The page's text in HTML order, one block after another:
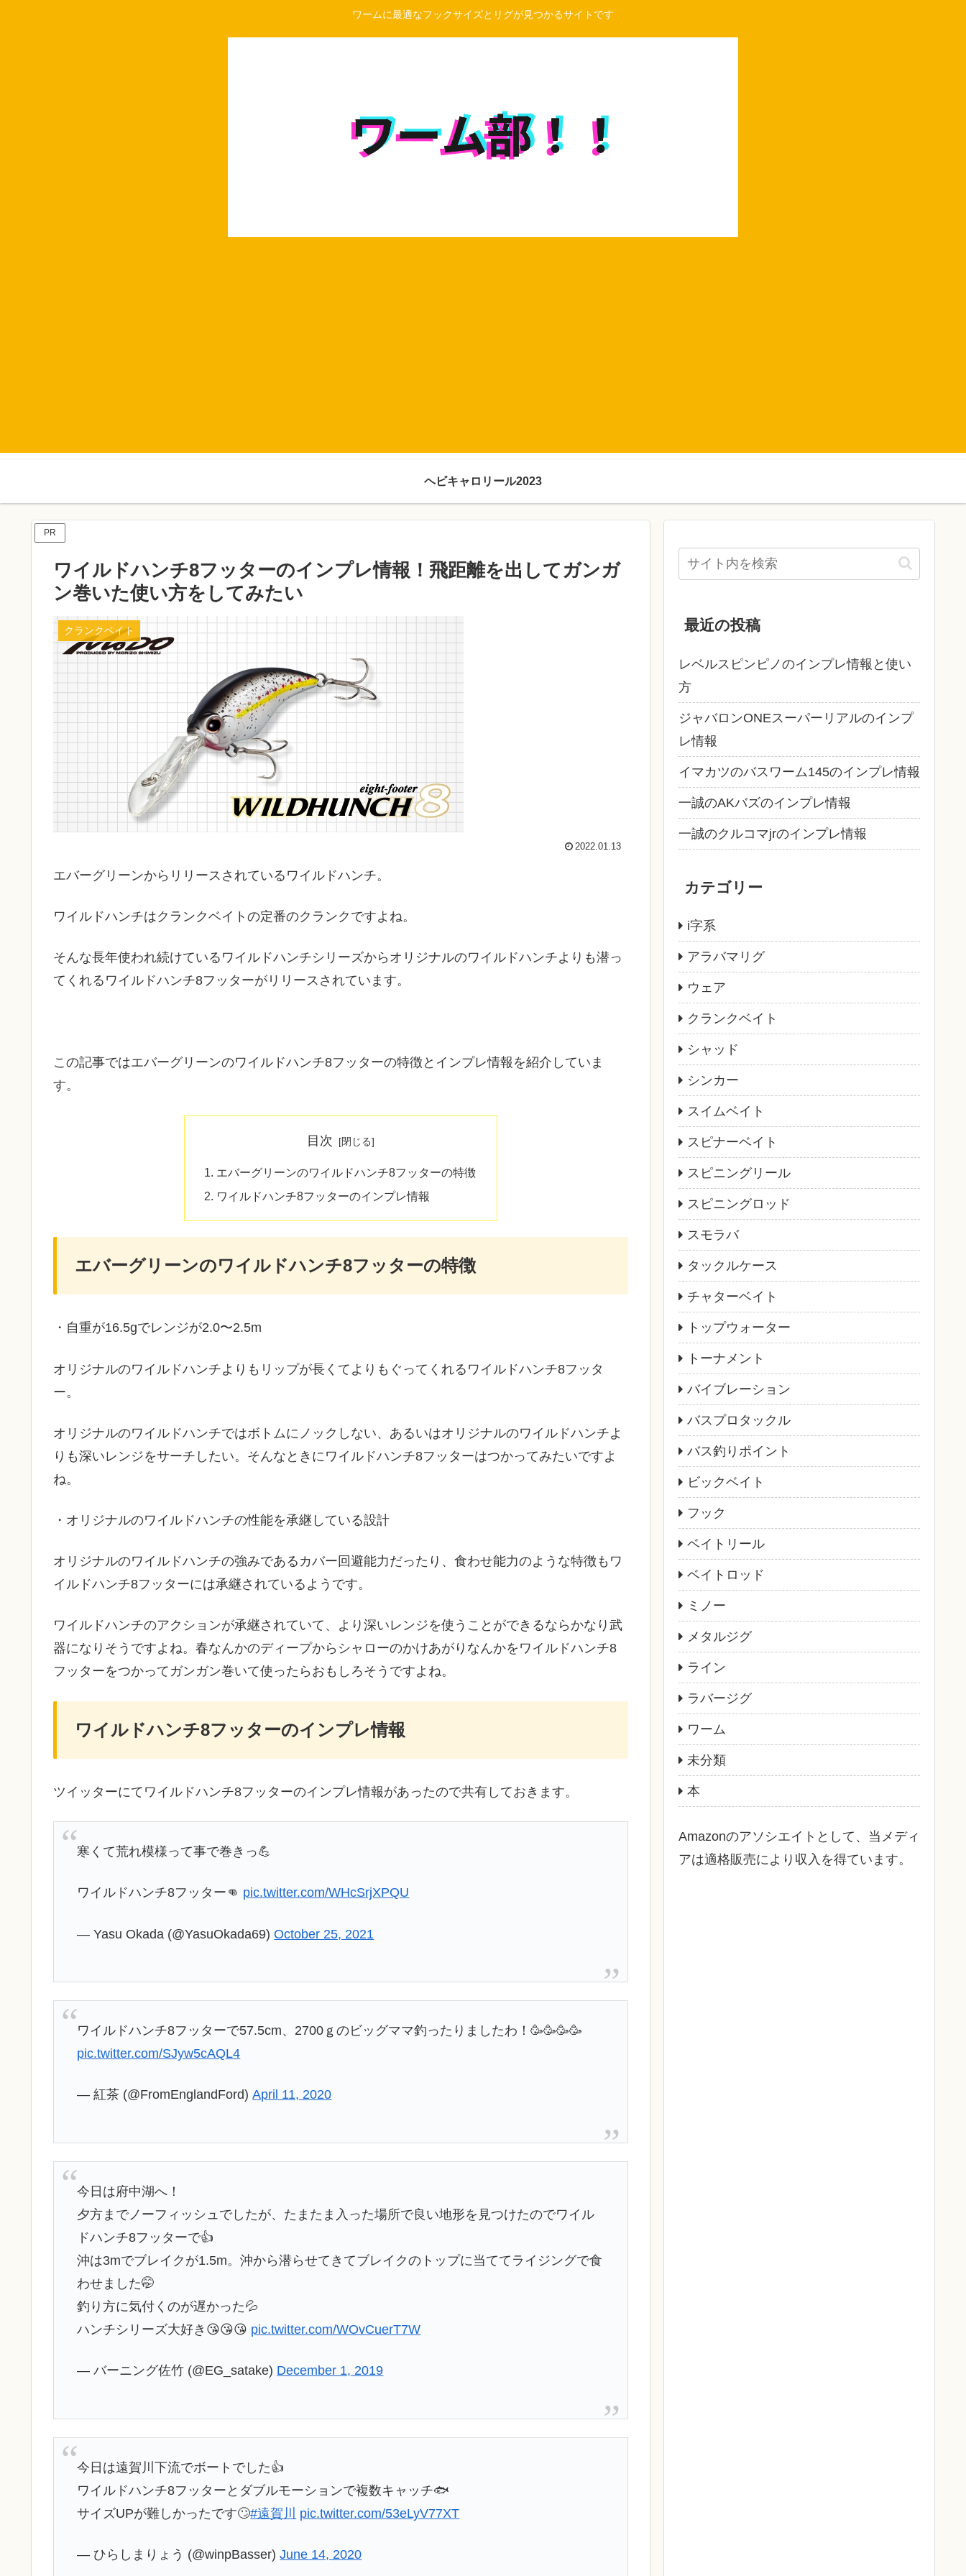
ワームに最適なフックサイズとリグが見つかるサイトです
ヘビキャロリール2023
PR
ワイルドハンチ8フッターのインプレ情報！飛距離を出してガンガ
ン巻いた使い方をしてみたい
クランクベイト
2022.01.13
エバーグリーンからリリースされているワイルドハンチ。
ワイルドハンチはクランクベイトの定番のクランクですよね。
そんな長年使われ続けているワイルドハンチシリーズからオリジナルのワイルドハンチよりも潜っ
てくれるワイルドハンチ8フッターがリリースされています。
この記事ではエバーグリーンのワイルドハンチ8フッターの特徴とインプレ情報を紹介していま
す。
目次
エバーグリーンのワイルドハンチ8フッターの特徴
ワイルドハンチ8フッターのインプレ情報
エバーグリーンのワイルドハンチ8フッターの特徴
・自重が16.5gでレンジが2.0〜2.5m
オリジナルのワイルドハンチよりもリップが長くてよりもぐってくれるワイルドハンチ8フッタ
ー。
オリジナルのワイルドハンチではボトムにノックしない、あるいはオリジナルのワイルドハンチよ
りも深いレンジをサーチしたい。そんなときにワイルドハンチ8フッターはつかってみたいですよ
ね。
・オリジナルのワイルドハンチの性能を承継している設計
オリジナルのワイルドハンチの強みであるカバー回避能力だったり、食わせ能力のような特徴もワ
イルドハンチ8フッターには承継されているようです。
ワイルドハンチのアクションが承継されていて、より深いレンジを使うことができるならかなり武
器になりそうですよね。春なんかのディープからシャローのかけあがりなんかをワイルドハンチ8
フッターをつかってガンガン巻いて使ったらおもしろそうですよね。
ワイルドハンチ8フッターのインプレ情報
ツイッターにてワイルドハンチ8フッターのインプレ情報があったので共有しておきます。
寒くて荒れ模様って事で巻きっ💪
ワイルドハンチ8フッター👊 pic.twitter.com/WHcSrjXPQU
— Yasu Okada (@YasuOkada69)October 25, 2021
ワイルドハンチ8フッターで57.5cm、2700ｇのビッグママ釣ったりましたわ！🥳🥳🥳🥳
pic.twitter.com/SJyw5cAQL4
— 紅茶 (@FromEnglandFord)April 11, 2020
今日は府中湖へ！
夕方までノーフィッシュでしたが、たまたま入った場所で良い地形を見つけたのでワイル
ドハンチ8フッターで👍
沖は3mでブレイクが1.5m。沖から潜らせてきてブレイクのトップに当ててライジングで食
わせました🤭
釣り方に気付くのが遅かった💦
ハンチシリーズ大好き😘😘😘 pic.twitter.com/WOvCuerT7W
— バーニング佐竹 (@EG_satake) December 1, 2019
今日は遠賀川下流でボートでした👍
ワイルドハンチ8フッターとダブルモーションで複数キャッチ🐟
サイズUPが難しかったです🙄#遠賀川 pic.twitter.com/53eLyV77XT
— ひらしまりょう (@winpBasser)June 14, 2020
最近の投稿
レベルスピンピノのインプレ情報と使い
方
ジャバロンONEスーパーリアルのインプ
レ情報
イマカツのバスワーム145のインプレ情報
一誠のAKバズのインプレ情報
一誠のクルコマjrのインプレ情報
カテゴリー
i字系
アラバマリグ
ウェア
クランクベイト
シャッド
シンカー
スイムベイト
スピナーベイト
スピニングリール
スピニングロッド
スモラバ
タックルケース
チャターベイト
トップウォーター
トーナメント
バイブレーション
バスプロタックル
バス釣りポイント
ビックベイト
フック
ベイトリール
ベイトロッド
ミノー
メタルジグ
ライン
ラバージグ
ワーム
未分類
本
Amazonのアソシエイトとして、当メディ
アは適格販売により収入を得ています。